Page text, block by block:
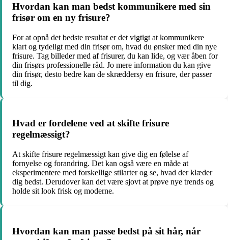
Hvordan kan man bedst kommunikere med sin
frisør om en ny frisure?
For at opnå det bedste resultat er det vigtigt at kommunikere
klart og tydeligt med din frisør om, hvad du ønsker med din nye
frisure. Tag billeder med af frisurer, du kan lide, og vær åben for
din frisørs professionelle råd. Jo mere information du kan give
din frisør, desto bedre kan de skræddersy en frisure, der passer
til dig.
Hvad er fordelene ved at skifte frisure
regelmæssigt?
At skifte frisure regelmæssigt kan give dig en følelse af
fornyelse og forandring. Det kan også være en måde at
eksperimentere med forskellige stilarter og se, hvad der klæder
dig bedst. Derudover kan det være sjovt at prøve nye trends og
holde sit look frisk og moderne.
Hvordan kan man passe bedst på sit hår, når